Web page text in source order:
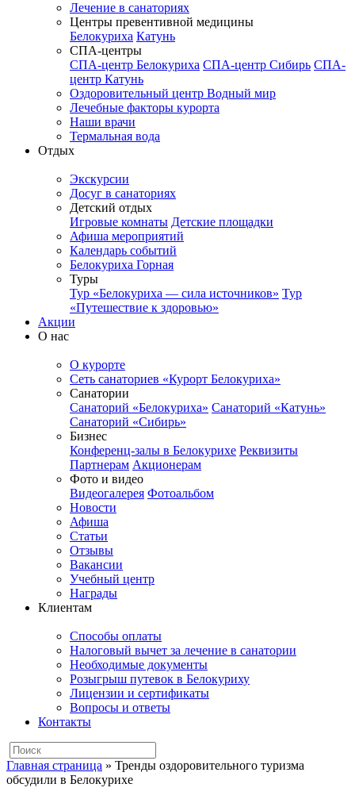
Лечение в санаториях
Центры превентивной медицины
Белокуриха Катунь
СПА-центры
СПА-центр Белокуриха СПА-центр Сибирь СПА-
центр Катунь
Оздоровительный центр Водный мир
Лечебные факторы курорта
Наши врачи
Термальная вода
Отдых
Экскурсии
Досуг в санаториях
Детский отдых
Игровые комнаты Детские площадки
Афиша мероприятий
Календарь событий
Белокуриха Горная
Туры
Тур «Белокуриха — сила источников» Тур
«Путешествие к здоровью»
Акции
О нас
О курорте
Сеть санаториев «Курорт Белокуриха»
Санатории
Санаторий «Белокуриха» Санаторий «Катунь»
Санаторий «Сибирь»
Бизнес
Конференц-залы в Белокурихе Реквизиты
Партнерам Акционерам
Фото и видео
Видеогалерея Фотоальбом
Новости
Афиша
Статьи
Отзывы
Вакансии
Учебный центр
Награды
Клиентам
Способы оплаты
Налоговый вычет за лечение в санатории
Необходимые документы
Розыгрыш путевок в Белокуриху
Лицензии и сертификаты
Вопросы и ответы
Контакты
Главная страница » Тренды оздоровительного туризма
обсудили в Белокурихе